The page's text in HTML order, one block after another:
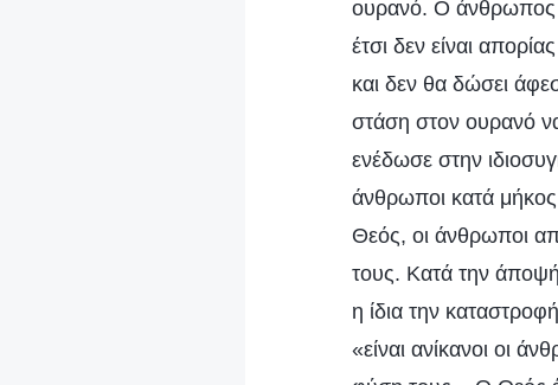
ουρανό. Ο άνθρωπος
έτσι δεν είναι
και δεν θα δώσει
στάση στον ουρανό
ενέδωσε στην
άνθρωποι κατά
Θεός, οι άνθρωποι
τους. Κατά την
η ίδια την
«είναι ανίκανοι οι